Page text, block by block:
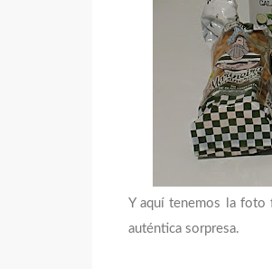
Y aquí tenemos la foto
auténtica sorpresa.